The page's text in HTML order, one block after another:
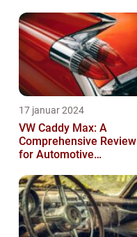
17 januar 2024
VW Caddy Max: A
Comprehensive Review
for Automotive